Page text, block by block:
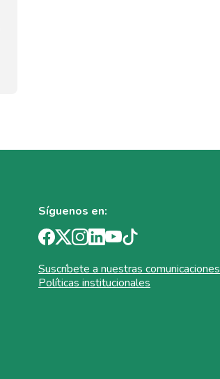
Síguenos en:
Suscríbete a nuestras comunicaciones
Políticas institucionales